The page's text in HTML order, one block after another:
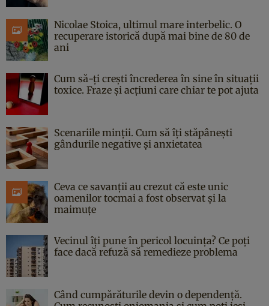
Nicolae Stoica, ultimul mare interbelic. O
recuperare istorică după mai bine de 80 de
ani
Cum să-ți crești încrederea în sine în situații
toxice. Fraze și acțiuni care chiar te pot ajuta
Scenariile minții. Cum să îți stăpânești
gândurile negative și anxietatea
Ceva ce savanții au crezut că este unic
oamenilor tocmai a fost observat și la
maimuțe
Vecinul îți pune în pericol locuința? Ce poți
face dacă refuză să remedieze problema
Când cumpărăturile devin o dependență.